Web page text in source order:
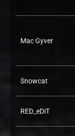
Mac Gyver
Snowcat
RED_eDiT